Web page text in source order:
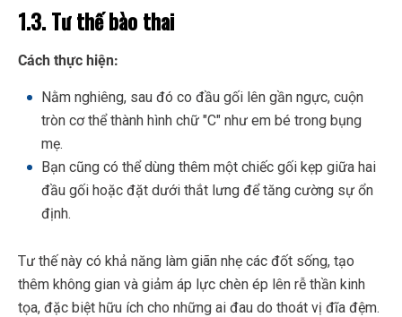
1.3. Tư thế bào thai
Cách thực hiện:
Nằm nghiêng, sau đó co đầu gối lên gần ngực, cuộn
tròn cơ thể thành hình chữ "C" như em bé trong bụng
mẹ.
Bạn cũng có thể dùng thêm một chiếc gối kẹp giữa hai
đầu gối hoặc đặt dưới thắt lưng để tăng cường sự ổn
định.
Tư thế này có khả năng làm giãn nhẹ các đốt sống, tạo
thêm không gian và giảm áp lực chèn ép lên rễ thần kinh
tọa, đặc biệt hữu ích cho những ai đau do thoát vị đĩa đệm.